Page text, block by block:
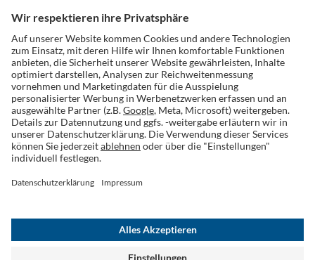
Folge uns auf Social Media
Widerruf einreichen